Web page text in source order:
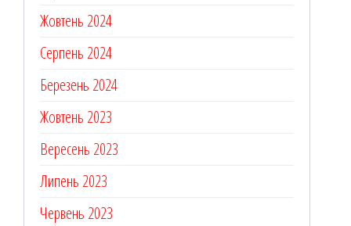
Жовтень 2024
Серпень 2024
Березень 2024
Жовтень 2023
Вересень 2023
Липень 2023
Червень 2023